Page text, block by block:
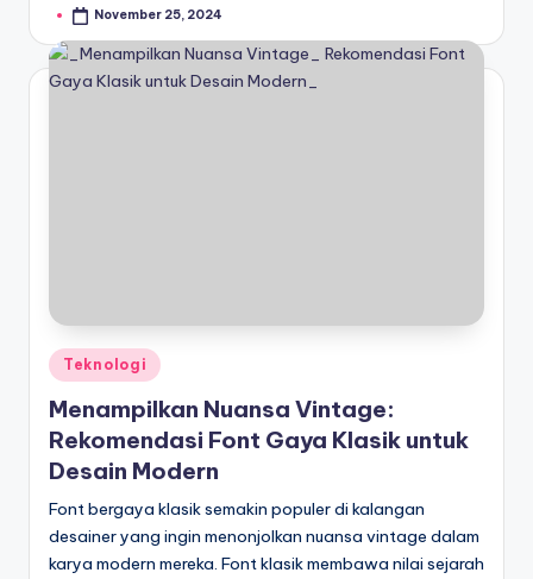
PostedNovember 25, 2024
Posted
in
Teknologi
Menampilkan Nuansa Vintage:
Rekomendasi Font Gaya Klasik untuk
Desain Modern
Font bergaya klasik semakin populer di kalangan
desainer yang ingin menonjolkan nuansa vintage dalam
karya modern mereka. Font klasik membawa nilai sejarah